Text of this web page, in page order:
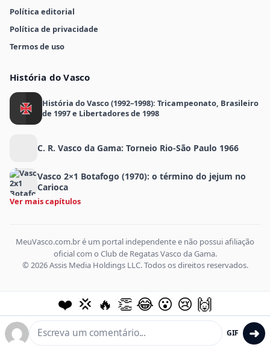
Política editorial
Política de privacidade
Termos de uso
História do Vasco
História do Vasco (1992–1998): Tricampeonato, Brasileiro
de 1997 e Libertadores de 1998
C. R. Vasco da Gama: Torneio Rio-São Paulo 1966
Vasco 2×1 Botafogo (1970): o término do jejum no
Carioca
Ver mais capítulos
MeuVasco.com.br é um portal independente e não possui afiliação
oficial com o Club de Regatas Vasco da Gama.
© 2026 Assis Media Holdings LLC. Todos os direitos reservados.
GIF ➜
❤️ 💢 🔥 👏 😂 😮 😢 🙌